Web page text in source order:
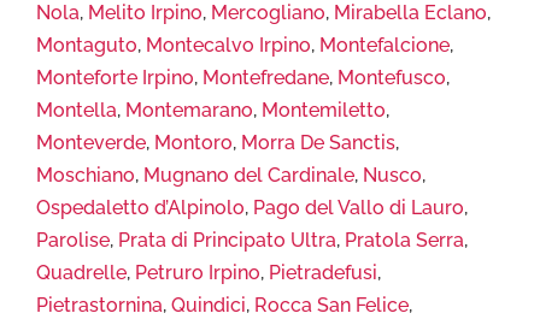
Nola, Melito Irpino, Mercogliano, Mirabella Eclano,
Montaguto, Montecalvo Irpino, Montefalcione,
Monteforte Irpino, Montefredane, Montefusco,
Montella, Montemarano, Montemiletto,
Monteverde, Montoro, Morra De Sanctis,
Moschiano, Mugnano del Cardinale, Nusco,
Ospedaletto d’Alpinolo, Pago del Vallo di Lauro,
Parolise, Prata di Principato Ultra, Pratola Serra,
Quadrelle, Petruro Irpino, Pietradefusi,
Pietrastornina, Quindici, Rocca San Felice,